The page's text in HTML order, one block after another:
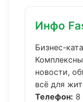
Инфо
Бизнес-
новости,
всё для
Телефон: 8